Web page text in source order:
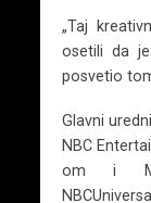
„Taj
osetili da
posvetio
Glavni
NBC
om i